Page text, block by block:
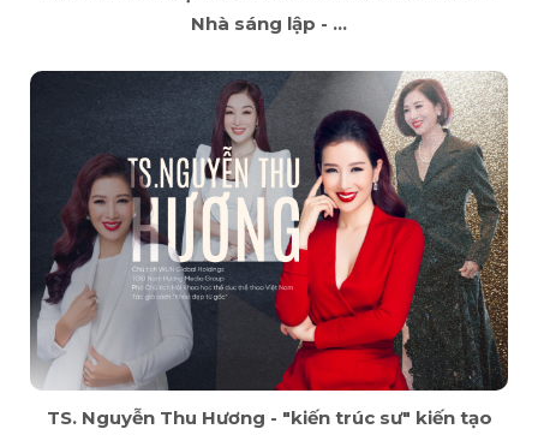
Nhà sáng lập - ...
TS. Nguyễn Thu Hương - "kiến trúc sư" kiến tạo